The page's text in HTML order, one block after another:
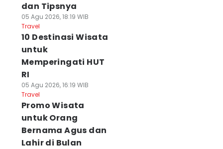
dan Tipsnya
05 Agu 2026, 18:19 WIB
Travel
10 Destinasi Wisata
untuk
Memperingati HUT
RI
05 Agu 2026, 16:19 WIB
Travel
Promo Wisata
untuk Orang
Bernama Agus dan
Lahir di Bulan